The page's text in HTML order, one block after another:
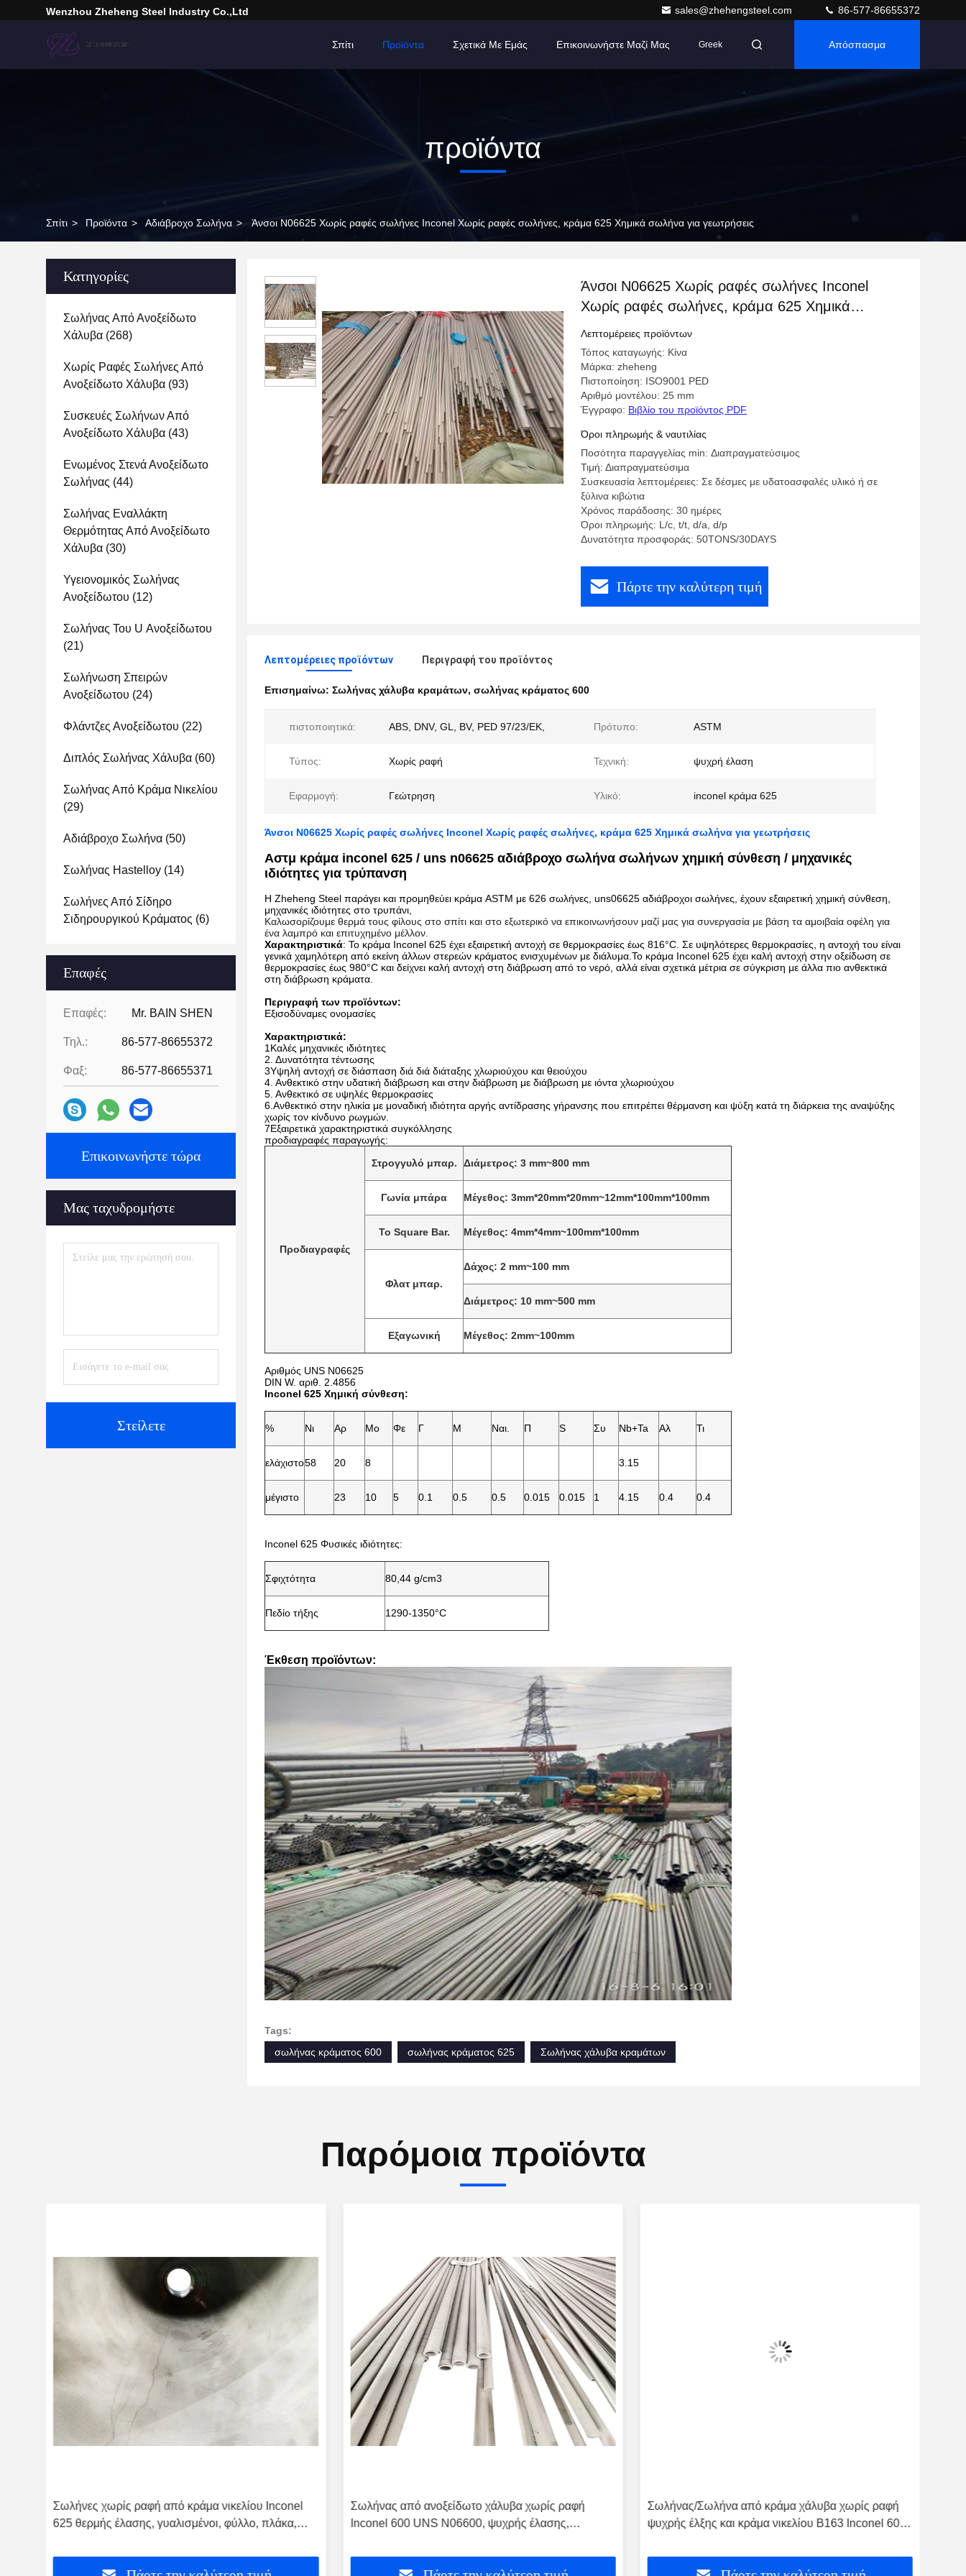
Wenzhou Zheheng Steel Industry Co.,Ltd sales@zhehengsteel.com 86-577-86655372
Σπίτι Προϊόντα Σχετικά Με Εμάς Επικοινωνήστε Μαζί Μας Greek Απόσπασμα
προϊόντα
Σπίτι > Προϊόντα > Αδιάβροχο Σωλήνα > Άνσοι N06625 Χωρίς ραφές σωλήνες Inconel Χωρίς ραφές σωλήνες, κράμα 625 Χημικά σωλήνα για γεωτρήσεις
Κατηγορίες
Σωλήνας Από Ανοξείδωτο
Χάλυβα (268)
Χωρίς Ραφές Σωλήνες Από
Ανοξείδωτο Χάλυβα (93)
Συσκευές Σωλήνων Από
Ανοξείδωτο Χάλυβα (43)
Ενωμένος Στενά Ανοξείδωτο
Σωλήνας (44)
Σωλήνας Εναλλάκτη
Θερμότητας Από Ανοξείδωτο
Χάλυβα (30)
Υγειονομικός Σωλήνας
Ανοξείδωτου (12)
Σωλήνας Του U Ανοξείδωτου
(21)
Σωλήνωση Σπειρών
Ανοξείδωτου (24)
Φλάντζες Ανοξείδωτου (22)
Διπλός Σωλήνας Χάλυβα (60)
Σωλήνας Από Κράμα Νικελίου
(29)
Αδιάβροχο Σωλήνα (50)
Σωλήνας Hastelloy (14)
Σωλήνες Από Σίδηρο
Σιδηρουργικού Κράματος (6)
Επαφές
Επαφές: Mr. BAIN SHEN
Τηλ.: 86-577-86655372
Φαξ: 86-577-86655371
Επικοινωνήστε τώρα
Μας ταχυδρομήστε
Στείλετε
Άνσοι N06625 Χωρίς ραφές σωλήνες Inconel
Χωρίς ραφές σωλήνες, κράμα 625 Χημικά
σωλήνα για γεωτρήσεις
Λεπτομέρειες προϊόντων
Τόπος καταγωγής: Κίνα
Μάρκα: zheheng
Πιστοποίηση: ISO9001 PED
Αριθμό μοντέλου: 25 mm
Έγγραφο: Βιβλίο του προϊόντος PDF
Όροι πληρωμής & ναυτιλίας
Ποσότητα παραγγελίας min: Διαπραγματεύσιμος
Τιμή: Διαπραγματεύσιμα
Συσκευασία λεπτομέρειες: Σε δέσμες με υδατοασφαλές υλικό ή σε
ξύλινα κιβώτια
Χρόνος παράδοσης: 30 ημέρες
Όροι πληρωμής: L/c, t/t, d/a, d/p
Δυνατότητα προσφοράς: 50TONS/30DAYS
Πάρτε την καλύτερη τιμή
Λεπτομέρειες προϊόντων Περιγραφή του προϊόντος
Επισημαίνω: Σωλήνας χάλυβα κραμάτων, σωλήνας κράματος 600
πιστοποιητικά: ABS, DNV, GL, BV, PED 97/23/ΕΚ, Πρότυπο: ASTM
Τύπος: Χωρίς ραφή Τεχνική: ψυχρή έλαση
Εφαρμογή: Γεώτρηση Υλικό: inconel κράμα 625
Άνσοι N06625 Χωρίς ραφές σωλήνες Inconel Χωρίς ραφές σωλήνες, κράμα 625 Χημικά σωλήνα για γεωτρήσεις
Αστμ κράμα inconel 625 / uns n06625 αδιάβροχο σωλήνα σωλήνων χημική σύνθεση / μηχανικές
ιδιότητες για τρύπανση
Η Zheheng Steel παράγει και προμηθεύει κράμα ASTM με 626 σωλήνες, uns06625 αδιάβροχοι σωλήνες, έχουν εξαιρετική χημική σύνθεση,
μηχανικές ιδιότητες στο τρυπάνι,
Καλωσορίζουμε θερμά τους φίλους στο σπίτι και στο εξωτερικό να επικοινωνήσουν μαζί μας για συνεργασία με βάση τα αμοιβαία οφέλη για
ένα λαμπρό και επιτυχημένο μέλλον.
Χαρακτηριστικά: Το κράμα Inconel 625 έχει εξαιρετική αντοχή σε θερμοκρασίες έως 816°C. Σε υψηλότερες θερμοκρασίες, η αντοχή του είναι
γενικά χαμηλότερη από εκείνη άλλων στερεών κράματος ενισχυμένων με διάλυμα.Το κράμα Inconel 625 έχει καλή αντοχή στην οξείδωση σε
θερμοκρασίες έως 980°C και δείχνει καλή αντοχή στη διάβρωση από το νερό, αλλά είναι σχετικά μέτρια σε σύγκριση με άλλα πιο ανθεκτικά
στη διάβρωση κράματα.
Περιγραφή των προϊόντων:
Εξισοδύναμες ονομασίες
Χαρακτηριστικά:
1Καλές μηχανικές ιδιότητες
2. Δυνατότητα τέντωσης
3Υψηλή αντοχή σε διάσπαση διά διά διάταξης χλωριούχου και θειούχου
4. Ανθεκτικό στην υδατική διάβρωση και στην διάβρωση με διάβρωση με ιόντα χλωριούχου
5. Ανθεκτικό σε υψηλές θερμοκρασίες
6.Ανθεκτικό στην ηλικία με μοναδική ιδιότητα αργής αντίδρασης γήρανσης που επιτρέπει θέρμανση και ψύξη κατά τη διάρκεια της αναψύξης
χωρίς τον κίνδυνο ρωγμών.
7Εξαιρετικά χαρακτηριστικά συγκόλλησης
προδιαγραφές παραγωγής:
Προδιαγραφές
Στρογγυλό μπαρ. Διάμετρος: 3 mm~800 mm
Γωνία μπάρα Μέγεθος: 3mm*20mm*20mm~12mm*100mm*100mm
Το Square Bar. Μέγεθος: 4mm*4mm~100mm*100mm
Φλατ μπαρ.
Δάχος: 2 mm~100 mm
Διάμετρος: 10 mm~500 mm
Εξαγωνική Μέγεθος: 2mm~100mm
Αριθμός UNS N06625
DIN W. αριθ. 2.4856
Inconel 625 Χημική σύνθεση:
% Νι Αρ Μo Φε Γ Μ Ναι. Π S Συ Nb+Ta Αλ Τι
ελάχιστο58 20 8 3.15
μέγιστο 23 10 5 0.1 0.5 0.5 0.015 0.015 1 4.15 0.4 0.4
Inconel 625 Φυσικές ιδιότητες:
Σφιχτότητα 80,44 g/cm3
Πεδίο τήξης 1290-1350°C
Έκθεση προϊόντων:
Tags:
σωλήνας κράματος 600
σωλήνας κράματος 625 Σωλήνας χάλυβα κραμάτων
Παρόμοια προϊόντα
Σωλήνες χωρίς ραφή από κράμα νικελίου Inconel
625 θερμής έλασης, γυαλισμένοι, φύλλο, πλάκα,
Σωλήνας από ανοξείδωτο χάλυβα χωρίς ραφή
Inconel 600 UNS N06600, ψυχρής έλασης,
Σωλήνας/Σωλήνα από κράμα χάλυβα χωρίς ραφή
ψυχρής έλξης και κράμα νικελίου B163 Inconel 601,